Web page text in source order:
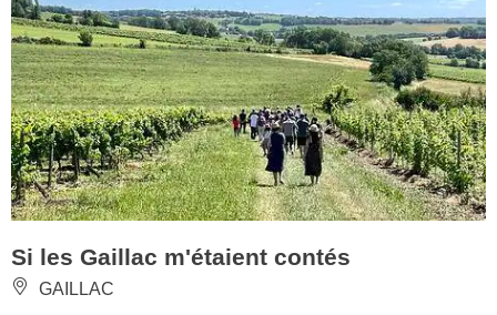
Si les Gaillac m'étaient contés
GAILLAC